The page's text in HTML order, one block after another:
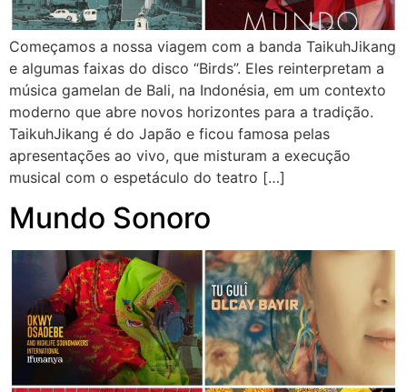
Começamos a nossa viagem com a banda TaikuhJikang
e algumas faixas do disco “Birds”. Eles reinterpretam a
música gamelan de Bali, na Indonésia, em um contexto
moderno que abre novos horizontes para a tradição.
TaikuhJikang é do Japão e ficou famosa pelas
apresentações ao vivo, que misturam a execução
musical com o espetáculo do teatro […]
Mundo Sonoro